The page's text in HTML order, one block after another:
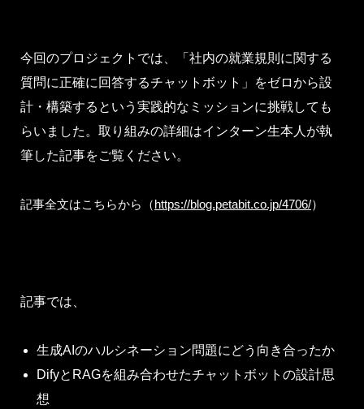
今回のプロジェクトでは、「社内の就業規則に関する
質問に正確に回答するチャットボット」をゼロから設
計・構築するという実践的なミッションに挑戦しても
らいました。取り組みの詳細はインターン生本人が執
筆した記事をご覧ください。
記事全文はこちらから（https://blog.petabit.co.jp/4706/）
記事では、
生成AIのハルシネーション問題にどう向き合ったか
DifyとRAGを組み合わせたチャットボットの設計思
想